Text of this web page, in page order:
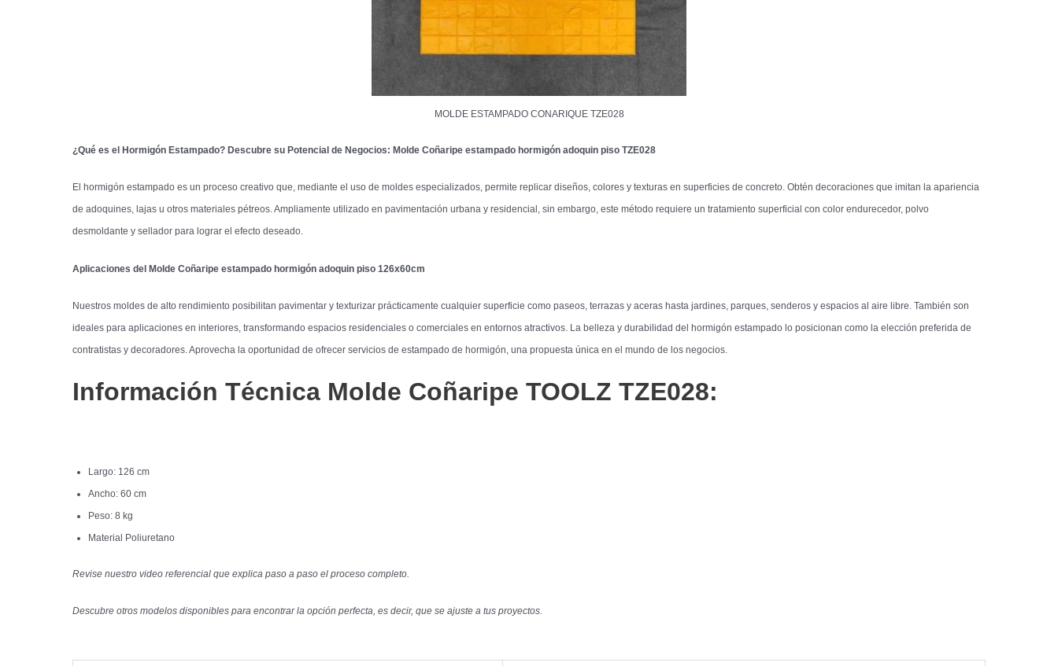
MOLDE ESTAMPADO CONARIQUE TZE028
¿Qué es el Hormigón Estampado? Descubre su Potencial de Negocios: Molde Coñaripe estampado hormigón adoquin piso TZE028
El hormigón estampado es un proceso creativo que, mediante el uso de moldes especializados, permite replicar diseños, colores y texturas en superficies de concreto. Obtén decoraciones que imitan la apariencia
de adoquines, lajas u otros materiales pétreos. Ampliamente utilizado en pavimentación urbana y residencial, sin embargo, este método requiere un tratamiento superficial con color endurecedor, polvo
desmoldante y sellador para lograr el efecto deseado.
Aplicaciones del Molde Coñaripe estampado hormigón adoquin piso 126x60cm
Nuestros moldes de alto rendimiento posibilitan pavimentar y texturizar prácticamente cualquier superficie como paseos, terrazas y aceras hasta jardines, parques, senderos y espacios al aire libre. También son
ideales para aplicaciones en interiores, transformando espacios residenciales o comerciales en entornos atractivos. La belleza y durabilidad del hormigón estampado lo posicionan como la elección preferida de
contratistas y decoradores. Aprovecha la oportunidad de ofrecer servicios de estampado de hormigón, una propuesta única en el mundo de los negocios.
Información Técnica Molde Coñaripe TOOLZ TZE028:
Largo: 126 cm
Ancho: 60 cm
Peso: 8 kg
Material Poliuretano
Revise nuestro video referencial que explica paso a paso el proceso completo.
Descubre otros modelos disponibles para encontrar la opción perfecta, es decir, que se ajuste a tus proyectos.